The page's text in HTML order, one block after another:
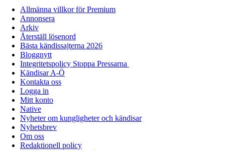
Allmänna villkor för Premium
Annonsera
Arkiv
Återställ lösenord
Bästa kändissajterna 2026
Bloggnytt
Integritetspolicy Stoppa Pressarna
Kändisar A-Ö
Kontakta oss
Logga in
Mitt konto
Native
Nyheter om kungligheter och kändisar
Nyhetsbrev
Om oss
Redaktionell policy